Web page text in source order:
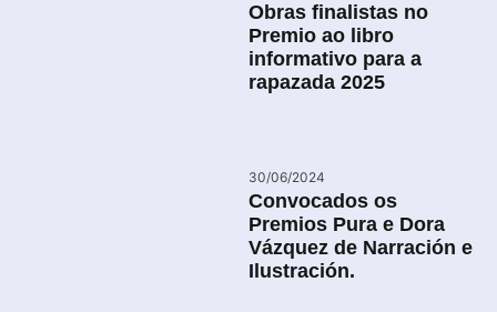
Obras finalistas no
Premio ao libro
informativo para a
rapazada 2025
30/06/2024
Convocados os
Premios Pura e Dora
Vázquez de Narración e
Ilustración.